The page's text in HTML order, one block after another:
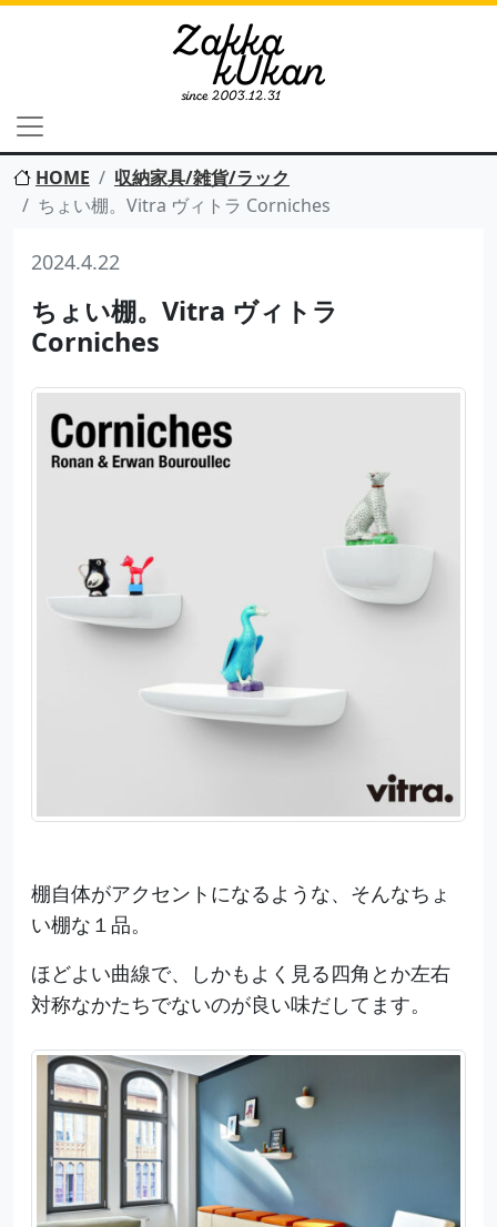
HOME
収納家具/雑貨/ラック
ちょい棚。Vitra ヴィトラ Corniches
2024.4.22
ちょい棚。Vitra ヴィトラ
Corniches
棚自体がアクセントになるような、そんなちょ
い棚な１品。
ほどよい曲線で、しかもよく見る四角とか左右
対称なかたちでないのが良い味だしてます。